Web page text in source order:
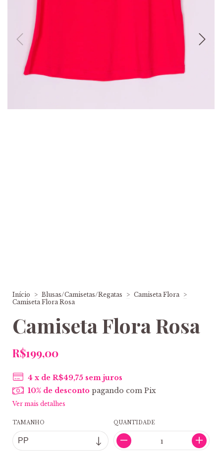
Início > Blusas/Camisetas/Regatas > Camiseta Flora >
Camiseta Flora Rosa
Camiseta Flora Rosa
R$199,00
4 x deR$49,75 sem juros
10% de desconto pagando com Pix
Ver mais detalhes
TAMANHO QUANTIDADE